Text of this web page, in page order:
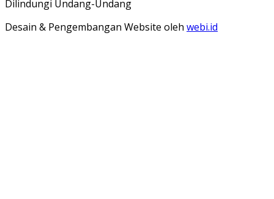
Dilindungi Undang-Undang
Desain & Pengembangan Website oleh webi.id